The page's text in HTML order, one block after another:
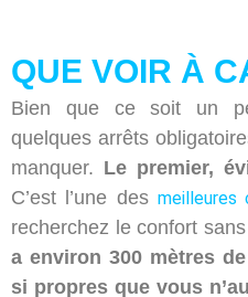
QUE VOIR À
Bien que ce soit un
quelques arrêts
manquer. Le premier,
C’est l’une des meilleures
recherchez le confort
a environ 300 mètres
si propres que vous